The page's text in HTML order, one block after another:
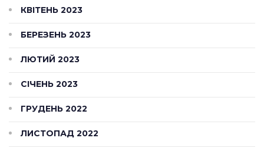
КВІТЕНЬ 2023
БЕРЕЗЕНЬ 2023
ЛЮТИЙ 2023
СІЧЕНЬ 2023
ГРУДЕНЬ 2022
ЛИСТОПАД 2022